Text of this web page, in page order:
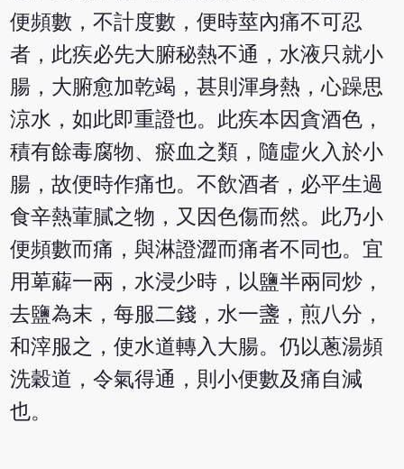
便頻數，不計度數，便時莖內痛不可忍
者，此疾必先大腑秘熱不通，水液只就小
腸，大腑愈加乾竭，甚則渾身熱，心躁思
涼水，如此即重證也。此疾本因貪酒色，
積有餘毒腐物、瘀血之類，隨虛火入於小
腸，故便時作痛也。不飲酒者，必平生過
食辛熱葷膩之物，又因色傷而然。此乃小
便頻數而痛，與淋證澀而痛者不同也。宜
用萆薢一兩，水浸少時，以鹽半兩同炒，
去鹽為末，每服二錢，水一盞，煎八分，
和滓服之，使水道轉入大腸。仍以蔥湯頻
洗穀道，令氣得通，則小便數及痛自減
也。